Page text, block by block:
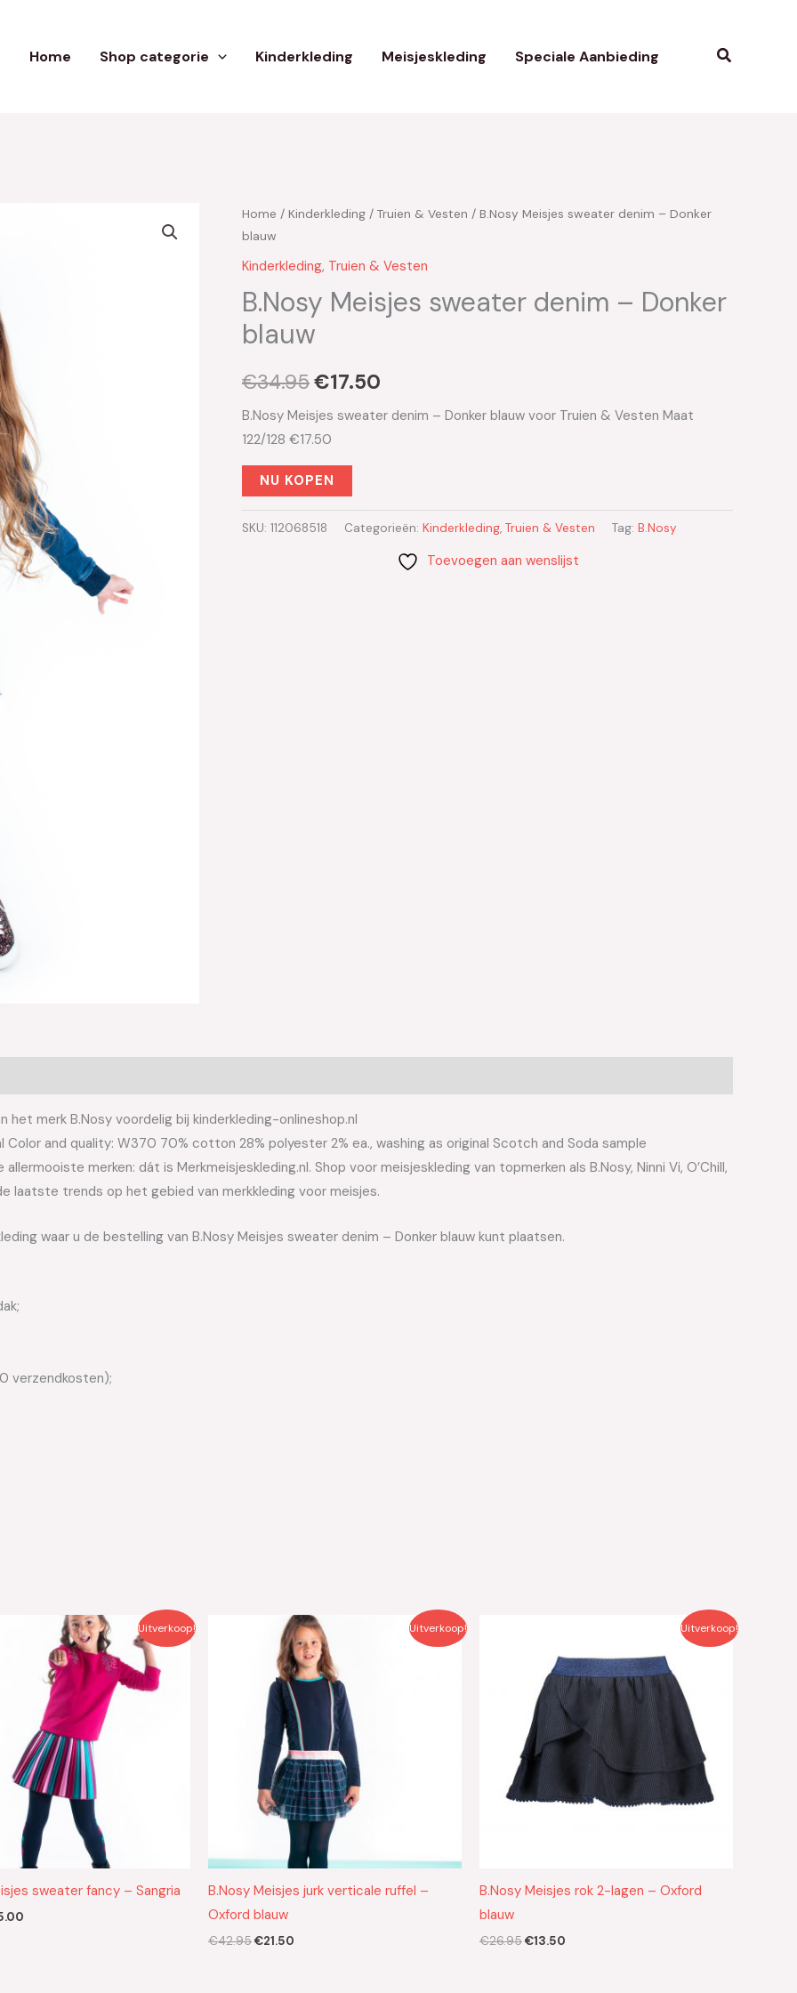
Home Shop categorie Kinderkleding Meisjeskleding Speciale Aanbieding Zoeken
Home / Kinderkleding / Truien & Vesten / B.Nosy Meisjes sweater denim – Donker
blauw
Kinderkleding, Truien & Vesten
B.Nosy Meisjes sweater denim – Donker
blauw
€34.95
Oorspronkelijke
prijs
was:
€34.95.
€17.50
Huidige
prijs
is:
B.Nosy Meisjes sweater denim – Donker blauw voor Truien & Vesten Maat
122/128 €17.50
NU KOPEN
SKU: 112068518 Categorieën: Kinderkleding, Truien & Vesten Tag: B.Nosy
Toevoegen aan wenslijst
het merk B.Nosy voordelig bij kinderkleding-onlineshop.nl
and quality: W370 70% cotton 28% polyester 2% ea., washing as original Scotch and Soda sample
merken: dát is Merkmeisjeskleding.nl. Shop voor meisjeskleding van topmerken als B.Nosy, Ninni Vi, O’Chill,
laatste trends op het gebied van merkkleding voor meisjes.
waar u de bestelling van B.Nosy Meisjes sweater denim – Donker blauw kunt plaatsen.
verzendkosten);
Uitverkoop!
sweater fancy – Sangria
Huidige
€15.00.
Uitverkoop!
B.Nosy Meisjes jurk verticale ruffel –
Oxford blauw
€42.95
Oorspronkelijke
prijs
was:
€42.95.
€21.50
Huidige
prijs
is:
€21.50.
Uitverkoop!
B.Nosy Meisjes rok 2-lagen – Oxford
blauw
€26.95
€26.95.
€13.50
€13.50.